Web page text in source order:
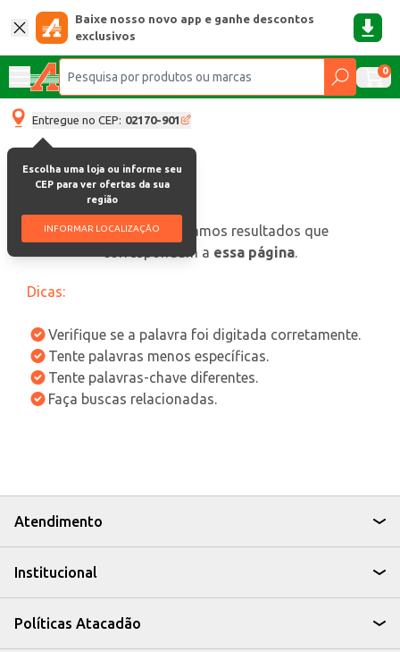
Baixe nosso novo app e ganhe descontos
exclusivos
0
Entregue no CEP: 02170-901
Escolha uma loja ou informe seu
CEP para ver ofertas da sua
região
INFORMAR LOCALIZAÇÃO
oops, não encontramos resultados que
correspondam a essa página.
Dicas:
Verifique se a palavra foi digitada corretamente.
Tente palavras menos específicas.
Tente palavras-chave diferentes.
Faça buscas relacionadas.
Atendimento
Institucional
Políticas Atacadão